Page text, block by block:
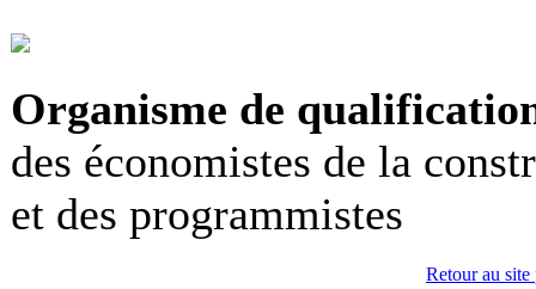
Organisme de
des économistes de la
et des programmistes
Retour au